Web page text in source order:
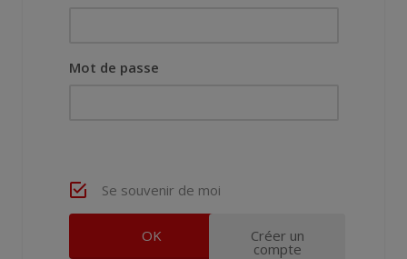
Mot de passe
Se souvenir de moi
Créer un
compte